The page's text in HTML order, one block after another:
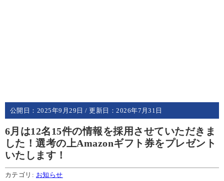
公開日： 2025年9月29日 / 更新日：2026年7月31日
6月は12名15件の情報を採用させていただきま
した！選考の上Amazonギフト券をプレゼント
いたします！
カテゴリ: お知らせ